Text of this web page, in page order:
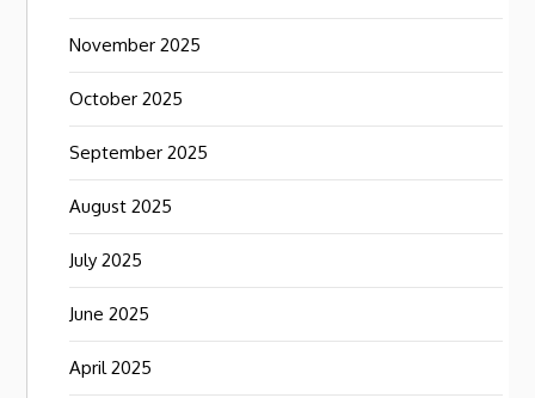
November 2025
October 2025
September 2025
August 2025
July 2025
June 2025
April 2025